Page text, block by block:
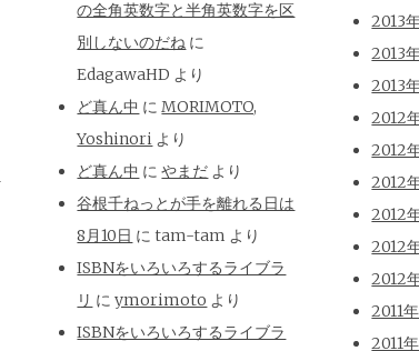
の全角英数字と半角英数字を区
別しないのだね に
EdagawaHD より
ど真ん中 にMORIMOTO,
Yoshinori より
ど真ん中 にやまだ より
谷根千ねっとが手を離れる日は
8月10日 にtam-tam より
ISBNをいろいろするライブラ
リ にymorimoto より
ISBNをいろいろするライブラ
2013
2013
2013
2012
2012
2012
2012
2012
2012
2011
2011